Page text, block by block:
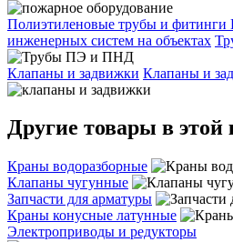
Полиэтиленовые трубы и фитинги
инженерных систем на объектах
Клапаны и задвижки Клапаны и
Другие товары в этой
Краны водоразборные
Клапаны чугунные
Запчасти для арматуры
Краны конусные латунные
Электроприводы и редукторы